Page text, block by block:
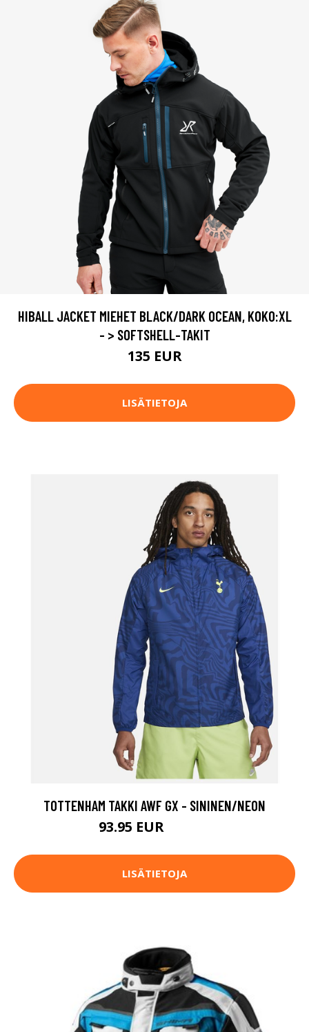
HIBALL JACKET MIEHET BLACK/DARK OCEAN, KOKO:XL
- > SOFTSHELL-TAKIT
135 EUR
LISÄTIETOJA
TOTTENHAM TAKKI AWF GX - SININEN/NEON
93.95 EUR
LISÄTIETOJA